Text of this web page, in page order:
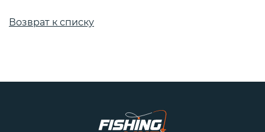
Возврат к списку